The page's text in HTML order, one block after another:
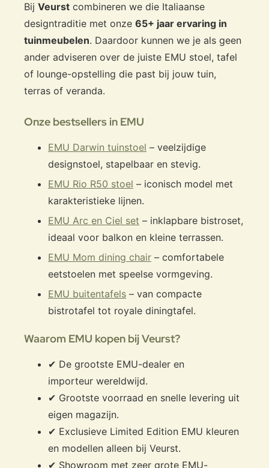
Bij Veurst combineren we die Italiaanse
designtraditie met onze 65+ jaar ervaring in
tuinmeubelen. Daardoor kunnen we je als geen
ander adviseren over de juiste EMU stoel, tafel
of lounge-opstelling die past bij jouw tuin,
terras of veranda.
Onze bestsellers in EMU
EMU Darwin tuinstoel – veelzijdige
designstoel, stapelbaar en stevig.
EMU Rio R50 stoel – iconisch model met
karakteristieke lijnen.
EMU Arc en Ciel set – inklapbare bistroset,
ideaal voor balkon en kleine terrassen.
EMU Mom dining chair – comfortabele
eetstoelen met speelse vormgeving.
EMU buitentafels – van compacte
bistrotafel tot royale diningtafel.
Waarom EMU kopen bij Veurst?
✔ De grootste EMU-dealer en
importeur wereldwijd.
✔ Grootste voorraad en snelle levering uit
eigen magazijn.
✔ Exclusieve Limited Edition EMU kleuren
en modellen alleen bij Veurst.
✔ Showroom met zeer grote EMU-